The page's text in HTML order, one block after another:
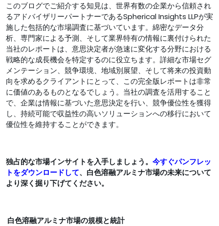
このブログでご紹介する知見は、世界有数の企業から信頼され
るアドバイザリーパートナーであるSpherical Insights LLPが実
施した包括的な市場調査に基づいています。綿密なデータ分
析、専門家による予測、そして業界特有の情報に裏付けられた
当社のレポートは、意思決定者が急速に変化する分野における
戦略的な成長機会を特定するのに役立ちます。詳細な市場セグ
メンテーション、競争環境、地域別展望、そして将来の投資動
向を求めるクライアントにとって、この完全版レポートは非​​常
に価値のあるものとなるでしょう。当社の調査を活用すること
で、企業は情報に基づいた意思決定を行い、競争優位性を獲得
し、持続可能で収益性の高いソリューションへの移行において
優位性を維持することができます。
独占的な市場インサイトを入手しましょう。 今すぐパンフレッ
トをダウンロードして、白色溶融アルミナ市場の未来について
より深く掘り下げてください。
白色溶融アルミナ市場の規模と統計